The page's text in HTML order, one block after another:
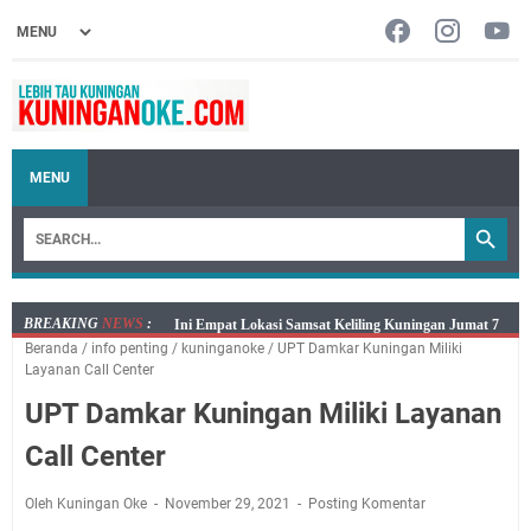
MENU
BREAKING NEWS :
Jumat 7 Agustus 2026 Mobil SIM Keliling Ada di
Kecamatan Sindangagung
Dicabut Dari Hidupmu, Kamu Akan Tetap Berjalan
juga Tempat Beristirahat yang Paling Menenangkan, Ini
Beranda / info penting / kuninganoke / UPT Damkar Kuningan Miliki
Layanan Call Center
UPT Damkar Kuningan Miliki Layanan
Call Center
Oleh Kuningan Oke November 29, 2021 Posting Komentar